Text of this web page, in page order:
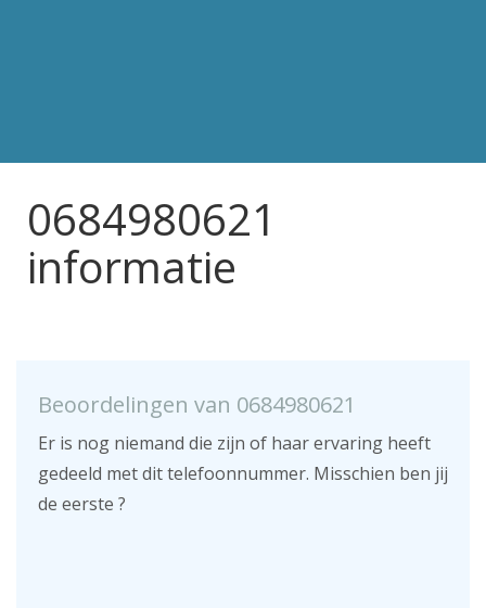
0684980621
informatie
Beoordelingen van 0684980621
Er is nog niemand die zijn of haar ervaring heeft
gedeeld met dit telefoonnummer. Misschien ben jij
de eerste ?